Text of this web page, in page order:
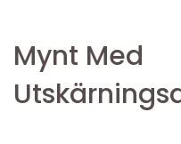
Mynt Med